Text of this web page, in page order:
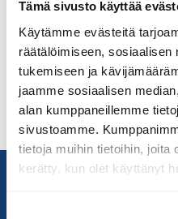
Tämä sivusto käyttää
Käytämme evästeitä
räätälöimiseen, sosiaalisen
tukemiseen ja
jaamme sosiaalisen
alan kumppaneillemme
sivustoamme.
tietoja muihin tietoihin, joita
kerätty, kun olet käyttänyt
harjoitus on 10:30 – 12:30
Ilmoittautuminen
kalenterista
kello 12.00 mennessä,
Suomen Judon järjestää
Tehotiimin leiripäivien
– […]
Yhteystiedot